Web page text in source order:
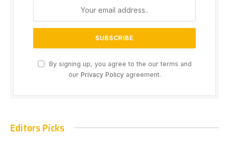
By signing up, you agree to the our terms and
our Privacy Policyagreement.
Editors Picks